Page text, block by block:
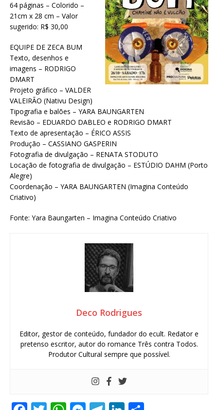
64 páginas – Colorido –
21cm x 28 cm – Valor
sugerido: R$ 30,00
EQUIPE DE ZECA BUM
Texto, desenhos e
imagens – RODRIGO
DMART
Projeto gráfico – VALDER
VALEIRÃO (Nativu Design)
Tipografia e balões – YARA BAUNGARTEN
Revisão – EDUARDO DABLEO e RODRIGO DMART
Texto de apresentação – ÉRICO ASSIS
Produção – CASSIANO GASPERIN
Fotografia de divulgação – RENATA STODUTO
Locação de fotografia de divulgação – ESTÚDIO DAHM (Porto
Alegre)
Coordenação – YARA BAUNGARTEN (Imagina Conteúdo
Criativo)
Fonte: Yara Baungarten – Imagina Conteúdo Criativo
Deco Rodrigues
Editor, gestor de conteúdo, fundador do ecult. Redator e
pretenso escritor, autor do romance Três contra Todos.
Produtor Cultural sempre que possível.